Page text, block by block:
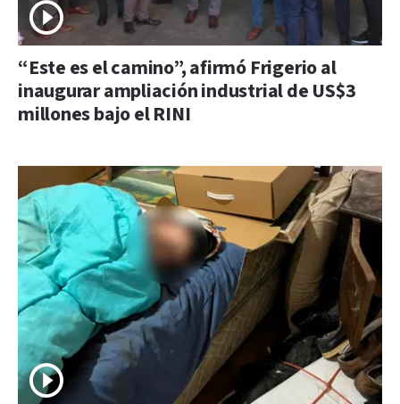
“Este es el camino”, afirmó Frigerio al
inaugurar ampliación industrial de US$3
millones bajo el RINI